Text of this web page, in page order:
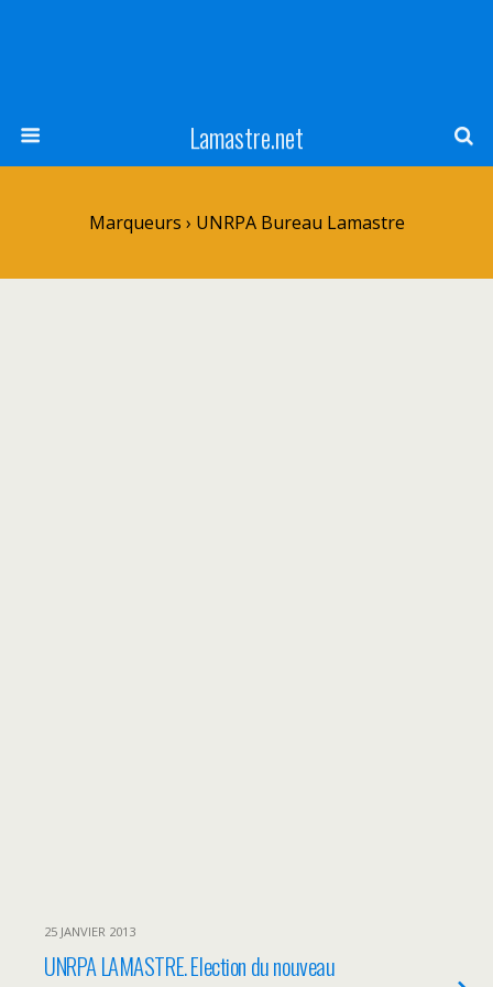
Lamastre.net
Marqueurs › UNRPA Bureau Lamastre
25 JANVIER 2013
UNRPA LAMASTRE. Election du nouveau